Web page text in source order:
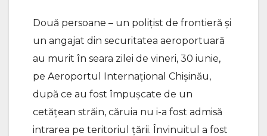
Două persoane – un polițist de frontieră și
un angajat din securitatea aeroportuară
au murit în seara zilei de vineri, 30 iunie,
pe Aeroportul Internațional Chișinău,
după ce au fost împușcate de un
cetățean străin, căruia nu i-a fost admisă
intrarea pe teritoriul țării. Învinuitul a fost